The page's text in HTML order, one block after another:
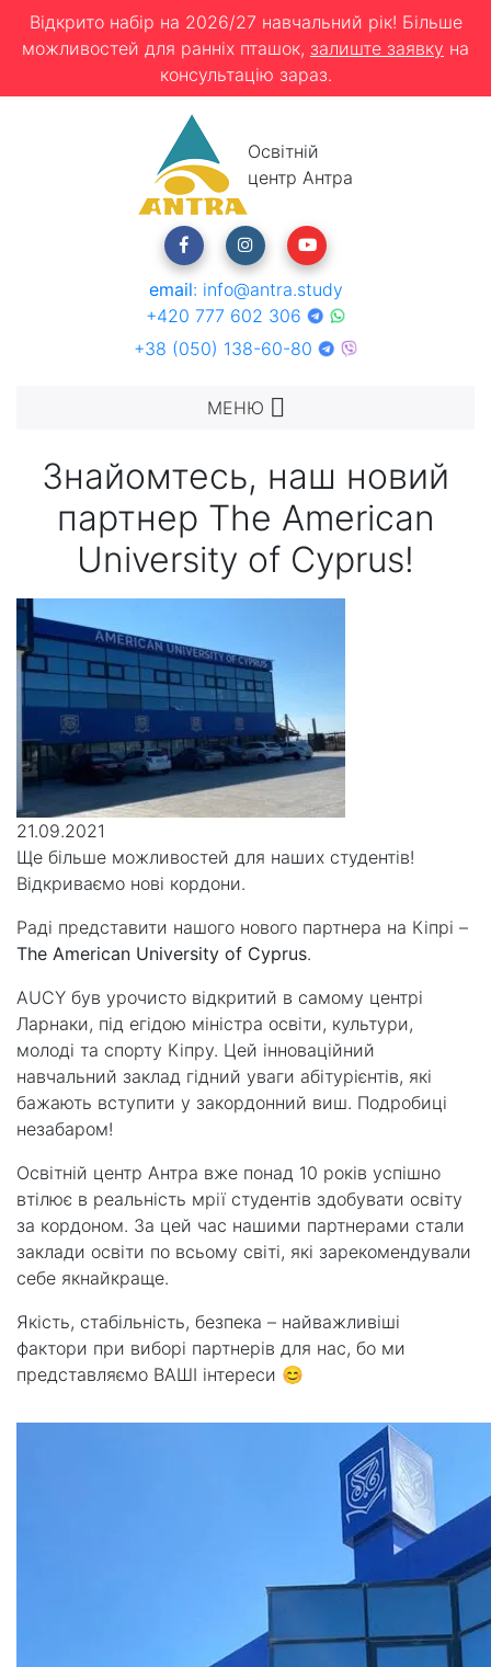
Відкрито набір на 2026/27 навчальний рік! Більше
можливостей для ранніх пташок, залиште заявку на
консультацію зараз.
Освітній
центр Антра
email: info@antra.study
+420 777 602 306
+38 (050) 138-60-80
МЕНЮ
Знайомтесь, наш новий
партнер The American
University of Cyprus!
21.09.2021
Ще більше можливостей для наших студентів!
Відкриваємо нові кордони.
Раді представити нашого нового партнера на Кіпрі –
The American University of Cyprus.
AUCY був урочисто відкритий в самому центрі
Ларнаки, під егідою міністра освіти, культури,
молоді та спорту Кіпру. Цей інноваційний
навчальний заклад гідний уваги абітурієнтів, які
бажають вступити у закордонний виш. Подробиці
незабаром!
Освітній центр Антра вже понад 10 років успішно
втілює в реальність мрії студентів здобувати освіту
за кордоном. За цей час нашими партнерами стали
заклади освіти по всьому світі, які зарекомендували
себе якнайкраще.
Якість, стабільність, безпека – найважливіші
фактори при виборі партнерів для нас, бо ми
представляємо ВАШІ інтереси 😊